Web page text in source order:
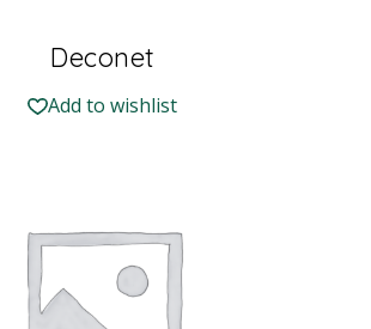
Deconet
Add to wishlist